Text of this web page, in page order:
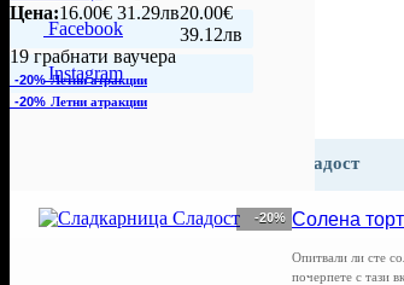
Цена:16.00€ 31.29лв20.00€
39.12лв
19 грабнати ваучера
-20% Летни атракции
-20% Летни атракции
Facebook
Instagram
Още оферти от Сладкарница Сладост
-20% Солена
Опитвали ли сте
почерпете с тази